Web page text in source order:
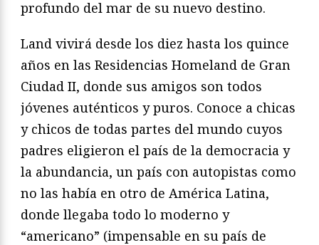
profundo del mar de su nuevo destino.
Land vivirá desde los diez hasta los quince
años en las Residencias Homeland de Gran
Ciudad II, donde sus amigos son todos
jóvenes auténticos y puros. Conoce a chicas
y chicos de todas partes del mundo cuyos
padres eligieron el país de la democracia y
la abundancia, un país con autopistas como
no las había en otro de América Latina,
donde llegaba todo lo moderno y
“americano” (impensable en su país de